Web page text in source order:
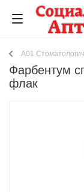
A01
Фарбентум
флак